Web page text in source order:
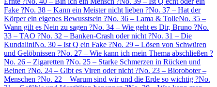
Fake ?No. 38 – Kann ein Meister nicht lieben ?No. 37 – Hat der
Körper ein eigenes Bewusstsein ?No. 36 – Lama & TolleNo. 35 –
Wann gilt es Nein zu sagen ?No. 34 – Wie geht es Dir, Bruno ?No.
33 – TAO ?No. 32 – Banken-Crash oder nicht ?No. 31 – Die
KundaliniNo. 30 – Ist Q ein Fake ?No. 29 – Lösen von Schwüren
und Gelöbnissen ?No. 27 – Wie kann ich mein Thema abschließen ?
No. 26 – Zigaretten ?No. 25 – Starke Schmerzen in Rücken und
Beinen ?No. 24 – Gibt es Viren oder nicht ?No. 23 – Bioroboter –
Menschen ?No. 22 – Warum sind wir und die Erde so wichtig ?No.